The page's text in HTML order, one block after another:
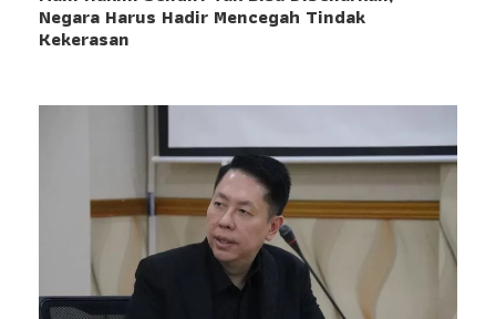
Negara Harus Hadir Mencegah Tindak
Kekerasan